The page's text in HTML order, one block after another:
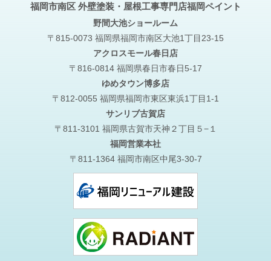
福岡市南区 外壁塗装・屋根工事専門店福岡ペイント
野間大池ショールーム
〒815-0073 福岡県福岡市南区大池1丁目23-15
アクロスモール春日店
〒816-0814 福岡県春日市春日5-17
ゆめタウン博多店
〒812-0055 福岡県福岡市東区東浜1丁目1-1
サンリブ古賀店
〒811-3101 福岡県古賀市天神２丁目５−１
福岡営業本社
〒811-1364 福岡市南区中尾3-30-7